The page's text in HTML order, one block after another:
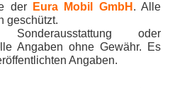
der Eura Mobil GmbH . Alle
geschützt.
oder
Angaben ohne Gewähr. Es
Angaben.